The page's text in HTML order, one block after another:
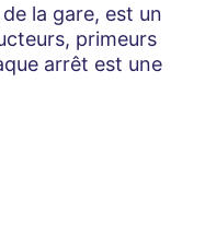
la gare, est un
primeurs
arrêt est une